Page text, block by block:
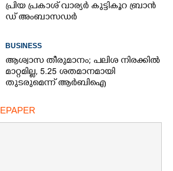
പ്രി​യ​ ​പ്ര​കാ​ശ് ​വാ​ര്യർ കു​ട്ടി​കൂ​റ​ ​ ബ്രാ​ൻ​
ഡ് ​അം​ബാ​സ​ഡ​ർ
BUSINESS
ആശ്വാസ തീരുമാനം; പലിശ നിരക്കിൽ
മാറ്റമില്ല, 5.25 ശതമാനമായി
തുടരുമെന്ന് ആർബിഐ
EPAPER